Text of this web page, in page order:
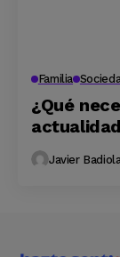
Familia
¿Qué
Javier